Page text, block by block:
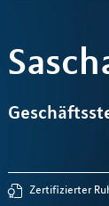
Zertifizierter